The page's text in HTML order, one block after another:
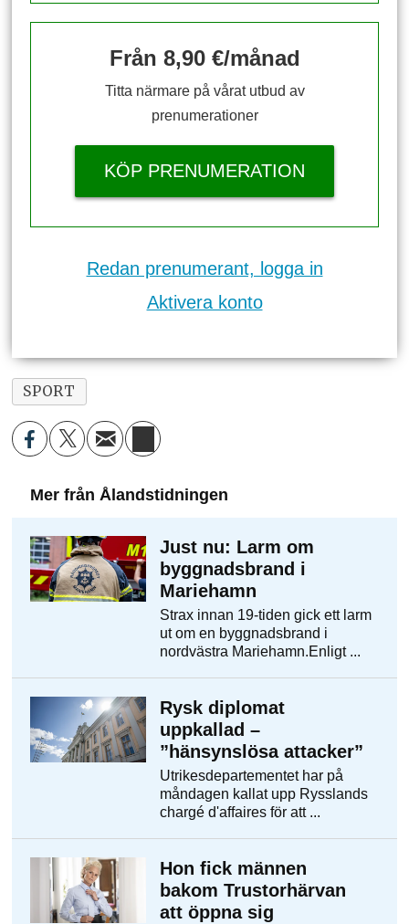
Från 8,90 €/månad
Titta närmare på vårat utbud av
prenumerationer
KÖP PRENUMERATION
Redan prenumerant, logga in
Aktivera konto
SPORT